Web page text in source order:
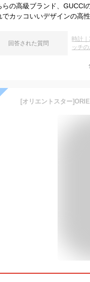
らの高級ブランド、GUCCI
でカッコいいデザインの高
回答された質問
時計
ッチ